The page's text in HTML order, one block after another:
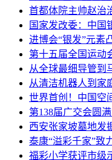
首都体院主帅赵治
国家发改委：中国
进博会“银发”元素
第十五届全国运动
从全球最细导管到
从清洁机器人到家
世界首创！中国空
第138届广交会圆
西安张家坡墓地发
泰康“溢彩千家”致
福彩小学获评市级